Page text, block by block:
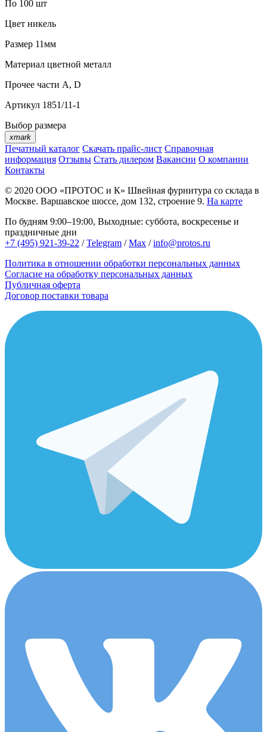
По 100 шт
Цвет никель
Размер 11мм
Материал цветной металл
Прочее части А, D
Артикул 1851/11-1
Выбор размера
xmark
Печатный каталог Скачать прайс-лист Справочная
информация Отзывы Стать дилером Вакансии О компании
Контакты
© 2020 ООО «ПРОТОС и К» Швейная фурнитура со склада в
Москве. Варшавское шоссе, дом 132, строение 9. На карте
По будням 9:00–19:00, Выходные: суббота, воскресенье и
праздничные дни
+7 (495) 921-39-22 /Telegram /Max /info@protos.ru
Политика в отношении обработки персональных данных
Согласие на обработку персональных данных
Публичная оферта
Договор поставки товара